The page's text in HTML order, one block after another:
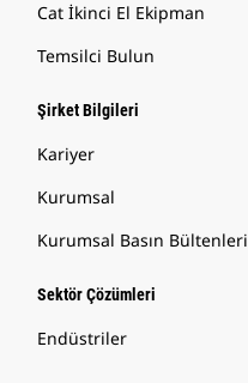
Cat İkinci El Ekipman
Temsilci Bulun
Şirket Bilgileri
Kariyer
Kurumsal
Kurumsal Basın Bültenleri
Sektör Çözümleri
Endüstriler